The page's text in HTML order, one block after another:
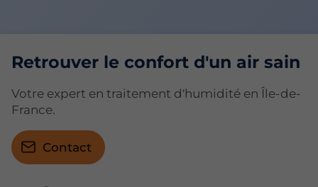
Retrouver le confort d'un air sain
Votre expert en traitement d'humidité en Île-de-
France.
Contact